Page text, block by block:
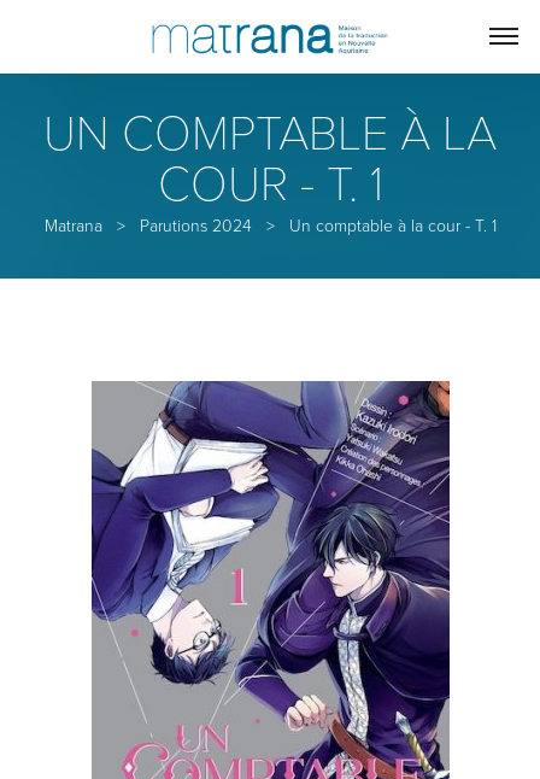
UN COMPTABLE À LA
COUR - T. 1
Matrana> Parutions 2024 > Un comptable à la cour - T. 1